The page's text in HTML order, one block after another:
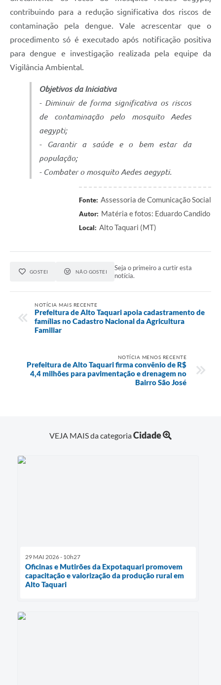
contribuindo para a redução significativa dos riscos de
contaminação pela dengue. Vale acrescentar que o
procedimento só é executado após notificação positiva
para dengue e investigação realizada pela equipe da
Vigilância Ambiental.
Objetivos da Iniciativa
- Diminuir de forma significativa os riscos
de contaminação pelo mosquito Aedes
aegypti;
- Garantir a saúde e o bem estar da
população;
- Combater o mosquito Aedes aegypti.
Fonte: Assessoria de Comunicação Social
Autor: Matéria e fotos: Eduardo Candido
Local: Alto Taquari (MT)
GOSTEI NÃO GOSTEI
Seja o primeiro a curtir esta
notícia.
NOTÍCIA MAIS RECENTE
Prefeitura de Alto Taquari apoia cadastramento de
famílias no Cadastro Nacional da Agricultura
Familiar
NOTÍCIA MENOS RECENTE
Prefeitura de Alto Taquari firma convênio de R$
4,4 milhões para pavimentação e drenagem no
Bairro São José
VEJA MAIS da categoriaCidade
29 MAI 2026 - 10h27
Oficinas e Mutirões da Expotaquari promovem
capacitação e valorização da produção rural em
Alto Taquari